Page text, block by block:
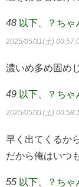
48 以下、？ち
2025/05/31(土)
濃いめ多め固め
49 以下、？ち
2025/05/31(土)
早く出てくるか
だから俺はいつ
55 以下、？ち